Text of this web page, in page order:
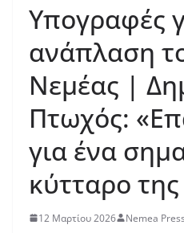
Υπογραφές
ανάπλαση
Νεμέας |
Πτωχός:
για ένα
κύτταρο
12 Μαρτίου 2026 Nemea Press